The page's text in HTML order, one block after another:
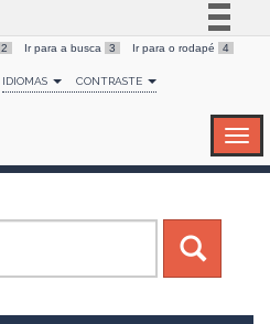
Simplifique!
Comunica BR
Canais
2 Ir para a busca 3 Ir para o rodapé 4
IDIOMAS CONTRASTE